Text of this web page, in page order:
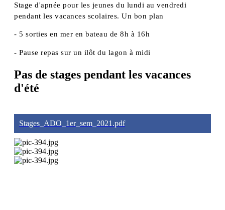
Stage d'apnée pour les jeunes du lundi au vendredi
pendant les vacances scolaires. Un bon plan
- 5 sorties en mer en bateau de 8h à 16h
- Pause repas sur un ilôt du lagon à midi
Pas de stages pendant les vacances
d'été
Stages_ADO_1er_sem_2021.pdf